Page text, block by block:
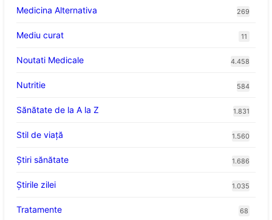
Medicina Alternativa 269
Mediu curat 11
Noutati Medicale 4.458
Nutritie 584
Sănătate de la A la Z 1.831
Stil de viaţă 1.560
Ştiri sănătate 1.686
Știrile zilei 1.035
Tratamente 68